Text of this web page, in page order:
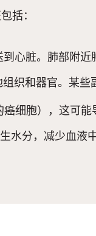
括：
心脏。肺部附
织和器官。某些
细胞），这可
水分，减少血液